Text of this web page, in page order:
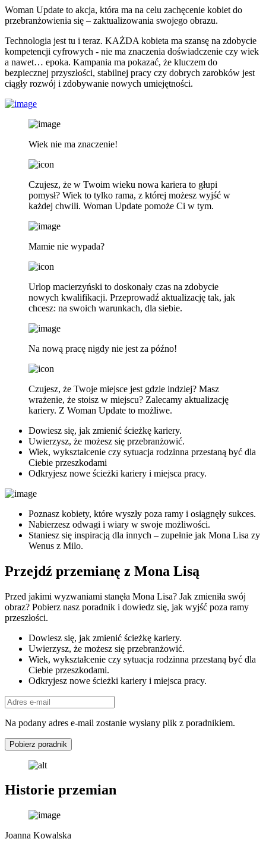
Woman Update to akcja, która ma na celu zachęcenie kobiet do
przebranżowienia się – zaktualizowania swojego obrazu.
Technologia jest tu i teraz. KAŻDA kobieta ma szansę na zdobycie
kompetencji cyfrowych - nie ma znaczenia doświadczenie czy wiek
a nawet… epoka. Kampania ma pokazać, że kluczem do
bezpiecznej przyszłości, stabilnej pracy czy dobrych zarobków jest
ciągły rozwój i zdobywanie nowych umiejętności.
Wiek nie ma znaczenie!
Czujesz, że w Twoim wieku nowa kariera to głupi
pomysł? Wiek to tylko rama, z której możesz wyjść w
każdej chwili. Woman Update pomoże Ci w tym.
Mamie nie wypada?
Urlop macierzyński to doskonały czas na zdobycie
nowych kwalifikacji. Przeprowadź aktualizację tak, jak
chcesz: na swoich warunkach, dla siebie.
Na nową pracę nigdy nie jest za późno!
Czujesz, że Twoje miejsce jest gdzie indziej? Masz
wrażenie, że stoisz w miejscu? Zalecamy aktualizację
kariery. Z Woman Update to możliwe.
Dowiesz się, jak zmienić ścieżkę kariery.
Uwierzysz, że możesz się przebranżowić.
Wiek, wykształcenie czy sytuacja rodzinna przestaną być dla
Ciebie przeszkodami
Odkryjesz nowe ścieżki kariery i miejsca pracy.
Poznasz kobiety, które wyszły poza ramy i osiągnęły sukces.
Nabierzesz odwagi i wiary w swoje możliwości.
Staniesz się inspiracją dla innych – zupełnie jak Mona Lisa zy
Wenus z Milo.
Przejdź przemianę z Mona Lisą
Przed jakimi wyzwaniami stanęła Mona Lisa? Jak zmieniła swój
obraz? Pobierz nasz poradnik i dowiedz się, jak wyjść poza ramy
przeszłości.
Dowiesz się, jak zmienić ścieżkę kariery.
Uwierzysz, że możesz się przebranżowić.
Wiek, wykształcenie czy sytuacja rodzinna przestaną być dla
Ciebie przeszkodami.
Odkryjesz nowe ścieżki kariery i miejsca pracy.
Na podany adres e-mail zostanie wysłany plik z poradnikiem.
Pobierz poradnik
Historie przemian
Joanna Kowalska